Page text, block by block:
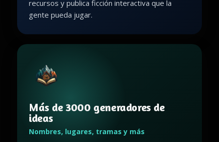
recursos y publica ficción interactiva que la
gente pueda jugar.
Más de 3000 generadores de
ideas
Nombres, lugares, tramas y más